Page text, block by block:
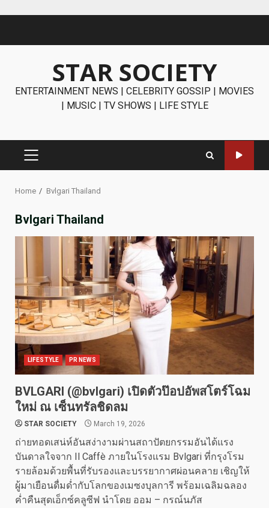
STAR SOCIETY
ENTERTAINMENT NEWS | CELEBRITY GOSSIP | MOVIES
| MUSIC | TV SHOWS | LIFE STYLE
PRIMARY
Home Bvlgari Thailand
Bvlgari Thailand
LIFESTYLE PR NEWS
BVLGARI (@bvlgari) เปิดตัวป๊อปอัพสโตร์โฉม
ใหม่ ณ เซ็นทรัลชิดลม
STAR SOCIETY March 19, 2026
ถ่ายทอดเสน่ห์อันสง่างามผ่านสถาปัตยกรรมอันได้แรง
บันดาลใจจาก Il Caffè ภายในโรงแรม Bvlgari ที่กรุงโรม
รายล้อมด้วยพื้นที่รับรองและบรรยากาศผ่อนคลาย เชิญให้
ผู้มาเยือนดื่มด่ำกับโลกของเมซงบุลการี พร้อมเฉลิมฉลอง
ค่ำคืนสุดเอ็กซ์คลูซีฟ นำโดย ออม – กรณ์นภัส